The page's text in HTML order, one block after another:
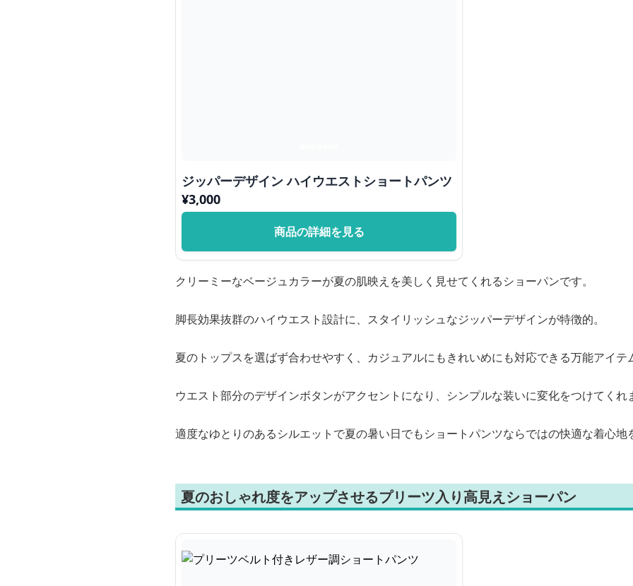
ジッパーデザイン ハイウエストショートパンツ
¥3,000
商品の詳細を見る
クリーミーなベージュカラーが夏の肌映えを美しく見せてくれるショーパンです。
脚長効果抜群のハイウエスト設計に、スタイリッシュなジッパーデザインが特徴的。
夏のトップスを選ばず合わせやすく、カジュアルにもきれいめにも対応できる万能アイテ
ウエスト部分のデザインボタンがアクセントになり、シンプルな装いに変化をつけてくれ
適度なゆとりのあるシルエットで夏の暑い日でもショートパンツならではの快適な着心地
夏のおしゃれ度をアップさせるプリーツ入り高見えショーパン